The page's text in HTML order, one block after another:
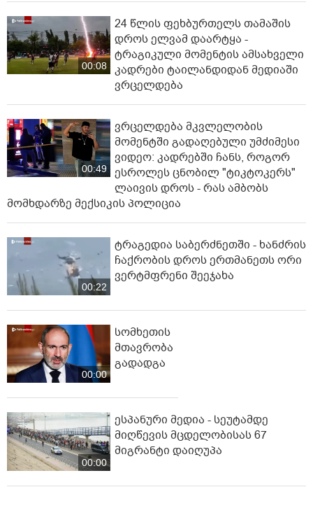
00:08
24 წლის ფეხბურთელს თამაშის
დროს ელვამ დაარტყა -
ტრაგიკული მომენტის ამსახველი
კადრები ტაილანდიდან მედიაში
ვრცელდება
00:49
ვრცელდება მკვლელობის
მომენტში გადაღებული უმძიმესი
ვიდეო: კადრებში ჩანს, როგორ
ესროლეს ცნობილ "ტიკტოკერს"
ლაივის დროს - რას ამბობს
მომხდარზე მექსიკის პოლიცია
00:22
ტრაგედია საბერძნეთში - ხანძრის
ჩაქრობის დროს ერთმანეთს ორი
ვერტმფრენი შეეჯახა
00:00
სომხეთის
მთავრობა
გადადგა
00:00
ესპანური მედია - სეუტამდე
მიღწევის მცდელობისას 67
მიგრანტი დაიღუპა